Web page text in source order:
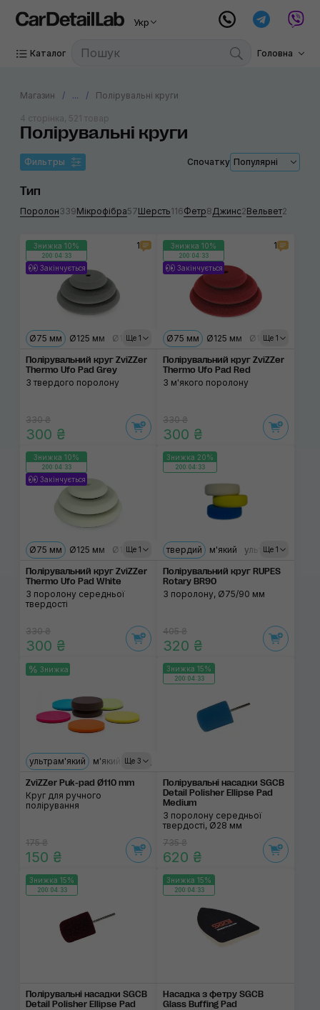
Укр
Каталог Головна
Магазин ... Полірувальні круги
Полірувальні круги
4 сторінка, 521 товар
Фильтры Спочатку Популярні
Тип
Поролон339Мікрофібра57Шерсть116Фетр8Джинс2Вельвет2
Знижка 10%
200:04:33
Закінчується
1
Ще 1
Ø75 мм Ø125 мм Ø150 мм
Полірувальний круг ZviZZer
Thermo Ufo Pad Grey
З твердого поролону
330 ₴
300 ₴
Знижка 10%
200:04:33
Закінчується
1
Ще 1
Ø75 мм Ø125 мм Ø150 мм
Полірувальний круг ZviZZer
Thermo Ufo Pad Red
З м'якого поролону
330 ₴
300 ₴
Знижка 10%
200:04:33
Закінчується
Ще 1
Ø75 мм Ø125 мм Ø150 мм
Полірувальний круг ZviZZer
Thermo Ufo Pad White
З поролону середньої
твердості
330 ₴
300 ₴
Знижка 20%
200:04:33
Ще 1
твердий м'який ультрам'який
Полірувальний круг RUPES
Rotary BR90
З поролону, Ø75/90 мм
405 ₴
320 ₴
Знижка
Ще 3
ультрам'який м'який середній
ZviZZer Puk-pad Ø110 mm
Круг для ручного
полірування
175 ₴
150 ₴
Знижка 15%
200:04:33
Полірувальні насадки SGCB
Detail Polisher Ellipse Pad
Medium
З поролону середньої
твердості, Ø28 мм
735 ₴
620 ₴
Знижка 15%
200:04:33
Полірувальні насадки SGCB
Detail Polisher Ellipse Pad
Знижка 15%
200:04:33
Насадка з фетру SGCB
Glass Buffing Pad